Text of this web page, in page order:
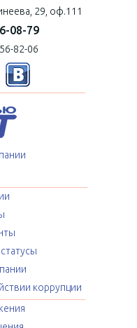
29, оф.111
08-79
82-06
коррупции